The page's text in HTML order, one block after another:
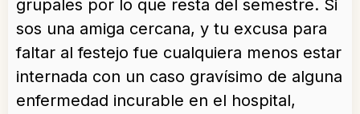
grupales por lo que resta del semestre. Si
sos una amiga cercana, y tu excusa para
faltar al festejo fue cualquiera menos estar
internada con un caso gravísimo de alguna
enfermedad incurable en el hospital,